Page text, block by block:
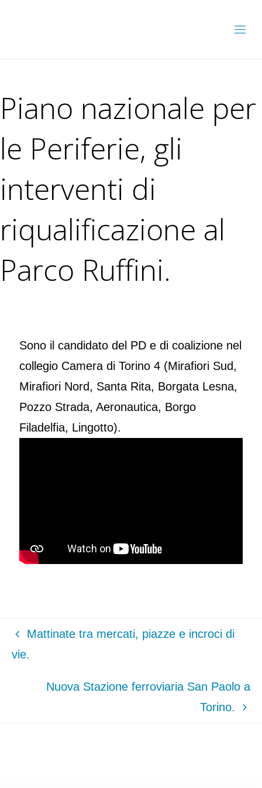
Piano nazionale per
le Periferie, gli
interventi di
riqualificazione al
Parco Ruffini.
Sono il candidato del PD e di coalizione nel
collegio Camera di Torino 4 (Mirafiori Sud,
Mirafiori Nord, Santa Rita, Borgata Lesna,
Pozzo Strada, Aeronautica, Borgo
Filadelfia, Lingotto).
Mattinate tra mercati, piazze e incroci di
vie.
Nuova Stazione ferroviaria San Paolo a
Torino.